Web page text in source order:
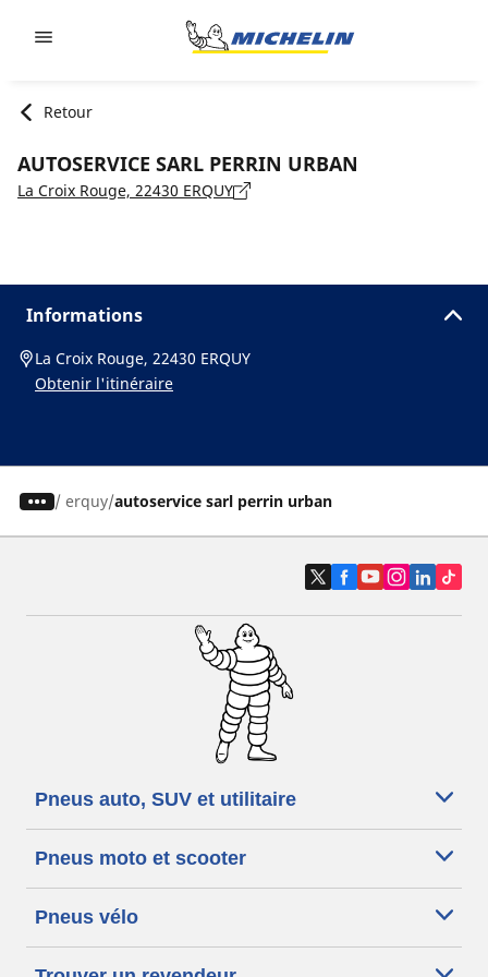
Retour
AUTOSERVICE SARL PERRIN URBAN
La Croix Rouge, 22430 ERQUY
Informations
La Croix Rouge, 22430 ERQUY
Obtenir l'itinéraire
/ erquy autoservice sarl perrin urban
Pneus auto, SUV et utilitaire
Pneus moto et scooter
Pneus vélo